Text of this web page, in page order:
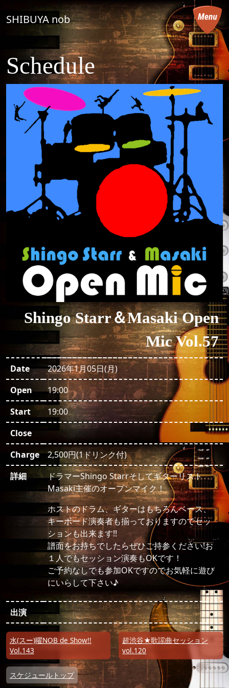
コンテンツへスキップ
メインナビゲーション
SHIBUYA nob
Schedule
Shingo Starr＆Masaki Open
Mic Vol.57
Date
2026年1月05日(月)
Open
19:00
Start
19:00
Close
Charge
2,500円(1ドリンク付)
詳細
ドラマーShingo Starrそしてギターリスト
Masaki主催のオープンマイク！
ホストのドラム、ギターはもちろんベース、
キーボード演奏者も揃っておりますのでセッ
ションも出来ます!!
譜面をお持ちでしたらぜひご持参ください!お
１人でもセッション演奏もOKです！
ご予約なしでも参加OKですのでお気軽に遊び
にいらして下さい♪
出演
投稿ナビゲーション
水(スー)曜NOB de Show!!
Vol.143
超渋谷★歌謡曲セッション
vol.120
スケジュールトップ